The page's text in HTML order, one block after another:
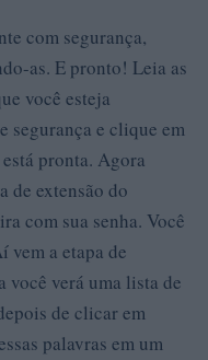
com segurança,
as. E pronto! Leia as
você esteja
segurança e clique em
pronta. Agora
de extensão do
com sua senha. Você
vem a etapa de
você verá uma lista de
de clicar em
palavras em um